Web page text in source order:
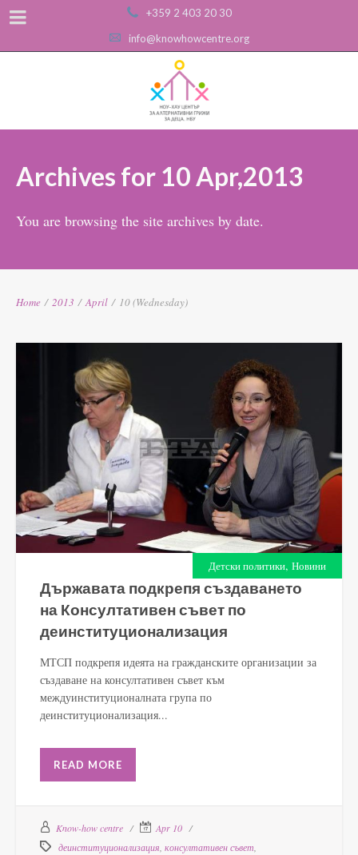
+359 2 403 20 30
info@knowhowcentre.org
Archives for 10 Apr,2013
You are browsing the site archives by date.
Home / 2013 / April / 10 (Wednesday)
Детски политики, Новини
Държавата подкрепя създаването
на Консултативен съвет по
деинституционализация
МТСП подкрепя идеята на гражданските организации за
създаване на консултативен съвет към
междуинституционалната група по
деинституционализация...
READ MORE
Know-how centre
Apr 10
деинституционализация консултативен съвет